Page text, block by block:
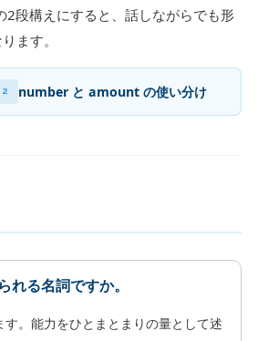
段構えにすると、話しながらでも形
ます。
number と amount の使い分け
る名詞ですか。
。能力をひとまとまりの量として述